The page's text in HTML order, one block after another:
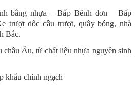
bằng nhựa – Bấp Bênh đơn – Bấp
trượt dốc cầu trượt, quây bóng, nhà
Bắc.
châu Âu, từ chất liệu nhựa nguyên sinh
khẩu chính ngạch